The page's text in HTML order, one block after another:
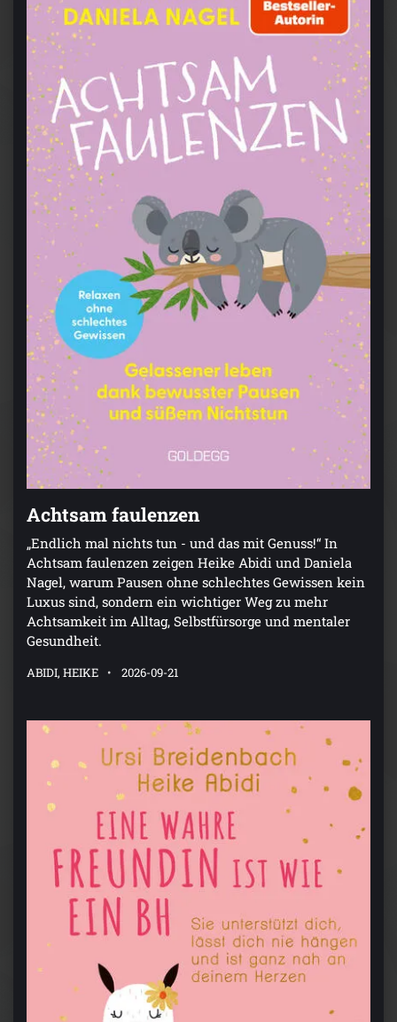
Achtsam faulenzen
„Endlich mal nichts tun - und das mit Genuss!“ In
Achtsam faulenzen zeigen Heike Abidi und Daniela
Nagel, warum Pausen ohne schlechtes Gewissen kein
Luxus sind, sondern ein wichtiger Weg zu mehr
Achtsamkeit im Alltag, Selbstfürsorge und mentaler
Gesundheit.
ABIDI, HEIKE 2026-09-21